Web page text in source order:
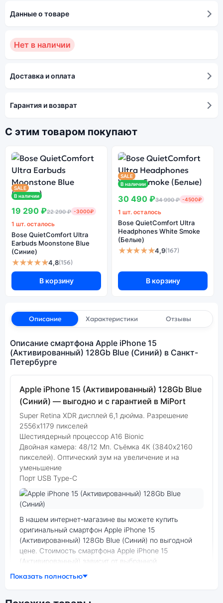
Данные о товаре
Нет в наличии
Доставка и оплата
Гарантия и возврат
С этим товаром покупают
SALE
В наличии
19 290 ₽22 290 ₽ -3000₽
1 шт. осталось
Bose QuietComfort Ultra
Earbuds Moonstone Blue
(Синие)
★★★★★4,8(156)
В корзину
SALE
В наличии
30 490 ₽34 990 ₽ -4500₽
1 шт. осталось
Bose QuietComfort Ultra
Headphones White Smoke
(Белые)
★★★★★4,9(167)
В корзину
Описание Характеристики Отзывы
Описание смартфона Apple iPhone 15
(Активированный) 128Gb Blue (Синий) в Санкт-
Петербурге
Apple iPhone 15 (Активированный) 128Gb Blue
(Синий) — выгодно и с гарантией в MiPort
Super Retina XDR дисплей 6,1 дюйма. Разрешение
2556x1179 пикселей
Шестиядерный процессор A16 Bionic
Двойная камера: 48/12 Мп. Съёмка 4К (3840x2160
пикселей). Оптический зум на увеличение и на
уменьшение
Порт USB Type-C
В нашем интернет-магазине вы можете купить
оригинальный смартфон Apple iPhone 15
(Активированный) 128Gb Blue (Синий) по выгодной
цене. Стоимость смартфона Apple iPhone 15
(Активированный) зависит от выбранной
Blue (Синий) — удачное сочетание цены,
Показать полностью